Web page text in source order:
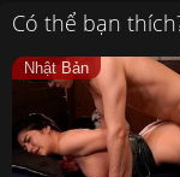
Có thể bạn
Nhật Bản